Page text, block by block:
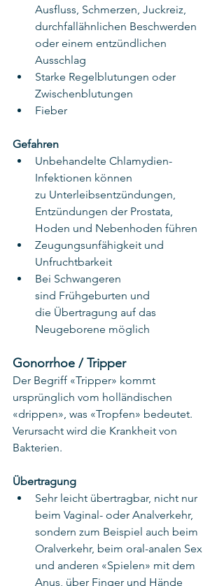
Ausfluss, Schmerzen, Juckreiz,
durchfallähnlichen Beschwerden
oder einem entzündlichen
Ausschlag
Starke Regelblutungen oder
Zwischenblutungen
Fieber
Gefahren
Unbehandelte Chlamydien-
Infektionen können
zu Unterleibsentzündungen,
Entzündungen der Prostata,
Hoden und Nebenhoden führen
Zeugungsunfähigkeit und
Unfruchtbarkeit
Bei Schwangeren
sind Frühgeburten und
die Übertragung auf das
Neugeborene möglich
Gonorrhoe / Tripper
Der Begriff «Tripper» kommt
ursprünglich vom holländischen
«drippen», was «Tropfen» bedeutet.
Verursacht wird die Krankheit von
Bakterien.
Übertragung
Sehr leicht übertragbar, nicht nur
beim Vaginal- oder Analverkehr,
sondern zum Beispiel auch beim
Oralverkehr, beim oral-analen Sex
und anderen «Spielen» mit dem
Anus, über Finger und Hände